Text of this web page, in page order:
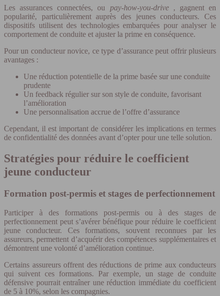
Les assurances connectées, ou pay-how-you-drive , gagnent en
popularité, particulièrement auprès des jeunes conducteurs. Ces
dispositifs utilisent des technologies embarquées pour analyser le
comportement de conduite et ajuster la prime en conséquence.
Pour un conducteur novice, ce type d’assurance peut offrir plusieurs
avantages :
Une réduction potentielle de la prime basée sur une conduite
prudente
Un feedback régulier sur son style de conduite, favorisant
l’amélioration
Une personnalisation accrue de l’offre d’assurance
Cependant, il est important de considérer les implications en termes
de confidentialité des données avant d’opter pour une telle solution.
Stratégies pour réduire le coefficient
jeune conducteur
Formation post-permis et stages de perfectionnement
Participer à des formations post-permis ou à des stages de
perfectionnement peut s’avérer bénéfique pour réduire le coefficient
jeune conducteur. Ces formations, souvent reconnues par les
assureurs, permettent d’acquérir des compétences supplémentaires et
démontrent une volonté d’amélioration continue.
Certains assureurs offrent des réductions de prime aux conducteurs
qui suivent ces formations. Par exemple, un stage de conduite
défensive pourrait entraîner une réduction immédiate du coefficient
de 5 à 10%, selon les compagnies.